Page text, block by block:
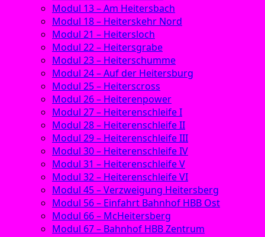
Modul 13 – Am Heitersbach
Modul 18 – Heiterskehr Nord
Modul 21 – Heitersloch
Modul 22 – Heitersgrabe
Modul 23 – Heiterschumme
Modul 24 – Auf der Heitersburg
Modul 25 – Heiterscross
Modul 26 – Heiterenpower
Modul 27 – Heiterenschleife I
Modul 28 – Heiterenschleife II
Modul 29 – Heiterenschleife III
Modul 30 – Heiterenschleife IV
Modul 31 – Heiterenschleife V
Modul 32 – Heiterenschleife VI
Modul 45 – Verzweigung Heitersberg
Modul 56 – Einfahrt Bahnhof HBB Ost
Modul 66 – McHeitersberg
Modul 67 – Bahnhof HBB Zentrum